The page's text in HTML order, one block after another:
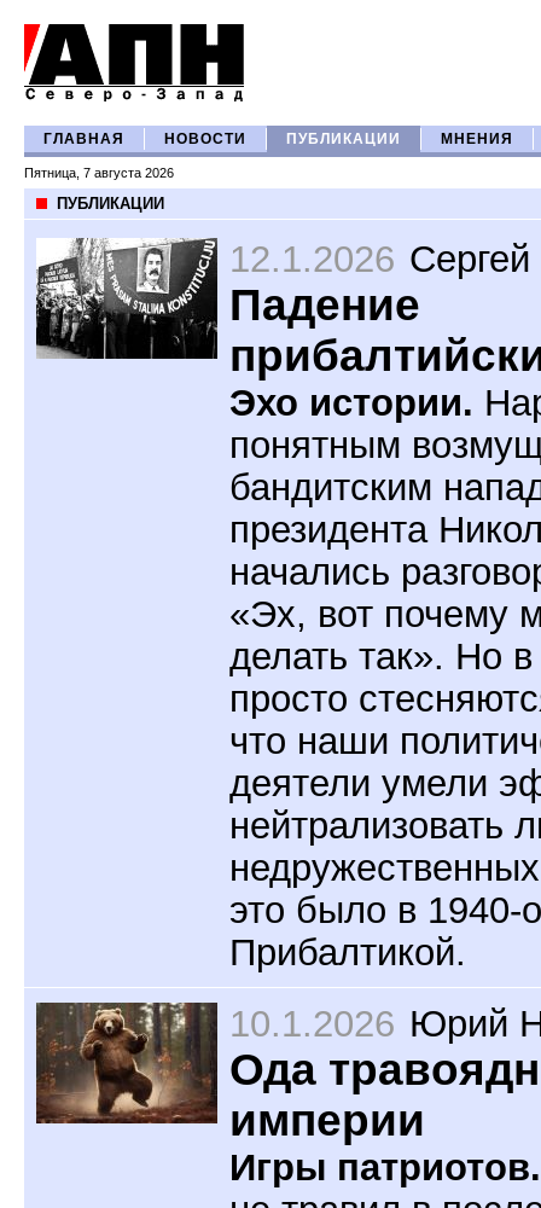
ГЛАВНАЯ НОВОСТИ ПУБЛИКАЦИИ МНЕНИЯ
Пятница, 7 августа 2026
ПУБЛИКАЦИИ
12.1.2026
Падение
Эхо истории.
понятным
бандитским
президента
начались
«Эх, вот почему
делать так». Но
просто
что наши
деятели умели
нейтрализовать
это было в 1940-
Прибалтикой.
10.1.2026 Юрий
Ода
империи
Игры патриотов.